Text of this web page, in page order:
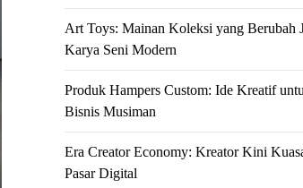
Art Toys: Mainan Koleksi yang Berubah
Karya Seni Modern
Produk Hampers Custom: Ide Kreatif
Bisnis Musiman
Era Creator Economy: Kreator Kini
Pasar Digital